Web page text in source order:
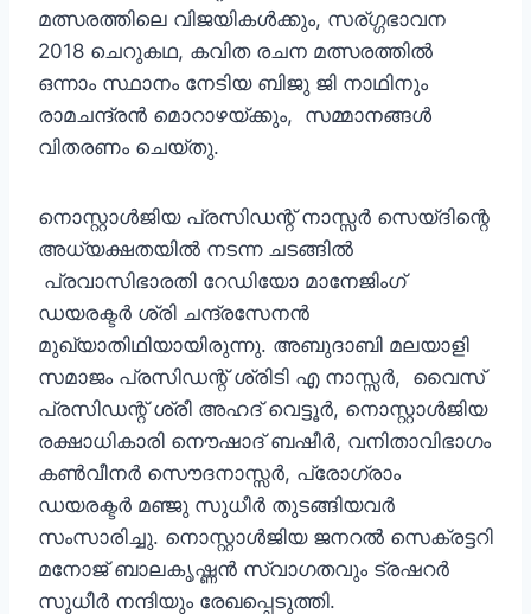
മത്സരത്തിലെ വിജയികള്‍ക്കും, സര്ഗ്ഗഭാവന
2018 ചെറുകഥ, കവിത രചന മത്സരത്തില്‍
ഒന്നാം സ്ഥാനം നേടിയ ബിജു ജി നാഥിനും
രാമചന്ദ്രന്‍ മൊറാഴയ്ക്കും, സമ്മാനങ്ങള്‍
വിതരണം ചെയ്തു.
നൊസ്റ്റാള്‍ജിയ പ്രസിഡന്റ് നാസ്സര്‍ സെയ്ദിന്റെ
അധ്യക്ഷതയില്‍ നടന്ന ചടങ്ങില്‍
പ്രവാസിഭാരതി റേഡിയോ മാനേജിംഗ്
ഡയരക്ടര്‍ ശ്രി ചന്ദ്രസേനന്‍
മുഖ്യാതിഥിയായിരുന്നു. അബുദാബി മലയാളി
സമാജം പ്രസിഡന്റ്‌ ശ്രിടി എ നാസ്സര്‍, വൈസ്
പ്രസിഡന്റ്‌ ശ്രീ അഹദ് വെട്ടൂർ, നൊസ്റ്റാള്‍ജിയ
രക്ഷാധികാരി നൌഷാദ് ബഷീര്‍, വനിതാവിഭാഗം
കണ്‍വീനര്‍ സൌദനാസ്സര്‍, പ്രോഗ്രാം
ഡയരക്ടര്‍ മഞ്ജു സുധീര്‍ തുടങ്ങിയവര്‍
സംസാരിച്ചു. നൊസ്റ്റാള്‍ജിയ ജനറല്‍ സെക്രട്ടറി
മനോജ്‌ ബാലകൃഷ്ണന്‍ സ്വാഗതവും ട്രഷറര്‍
സുധീര്‍ നന്ദിയും രേഖപ്പെടുത്തി.